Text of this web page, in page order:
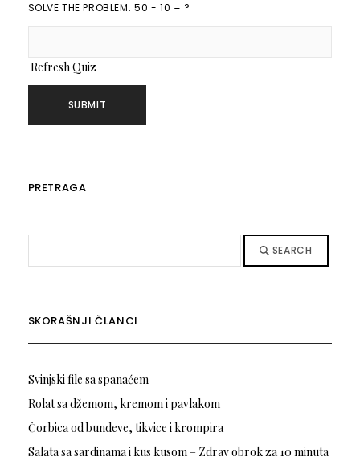
SOLVE THE PROBLEM: 50 - 10 = ?
Refresh Quiz
PRETRAGA
SEARCH
SKORAŠNJI ČLANCI
Svinjski file sa spanaćem
Rolat sa džemom, kremom i pavlakom
Čorbica od bundeve, tikvice i krompira
Salata sa sardinama i kus kusom – Zdrav obrok za 10 minuta